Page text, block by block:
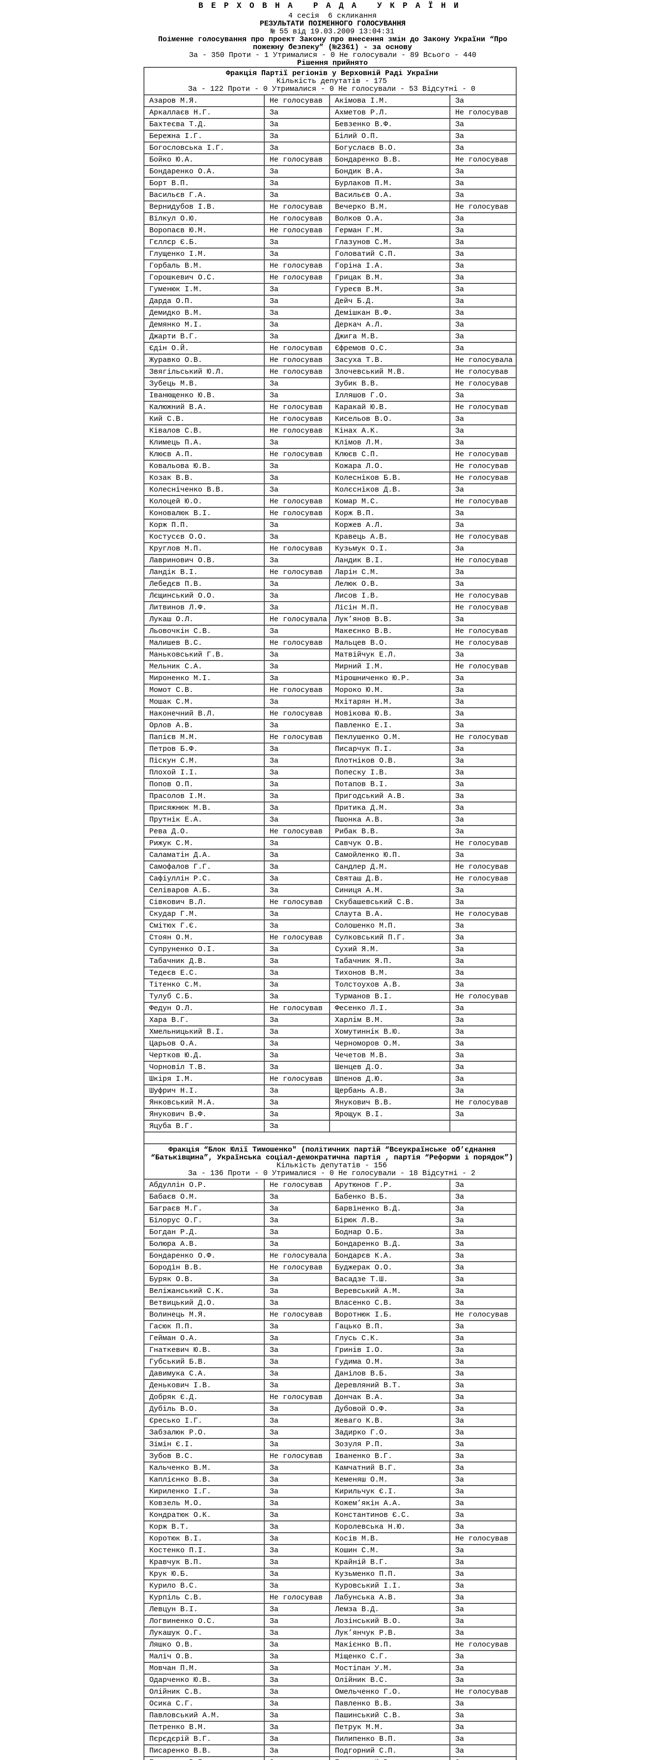
ВЕРХОВНА РАДА УКРАЇНИ
4 сесія 6 скликання
РЕЗУЛЬТАТИ ПОІМЕННОГО ГОЛОСУВАННЯ
№ 55 від 19.03.2009 13:04:31
Поіменне голосування про проект Закону про внесення змін до Закону України “Про
пожежну безпеку” (№2361) - за основу
За - 350 Проти - 1 Утрималися - 0 Не голосували - 89 Всього - 440
Рішення прийнято
Фракція Партії регіонів у Верховній Раді України
Кількість депутатів - 175
За - 122 Проти - 0 Утрималися - 0 Не голосували - 53 Відсутні - 0
Азаров М.Я.
Не голосував Акімова І.М.
За
Аркаллаєв Н.Г.
За Ахметов Р.Л.
Не голосував
Бахтеєва Т.Д.
За Бевзенко В.Ф.
За
Бережна І.Г.
За Білий О.П.
За
Богословська І.Г.
За Богуслаєв В.О.
За
Бойко Ю.А.
Не голосував Бондаренко В.В.
Не голосував
Бондаренко О.А.
За Бондик В.А.
За
Борт В.П.
За Бурлаков П.М.
За
Васильєв Г.А.
За Васильєв О.А.
За
Вернидубов І.В.
Не голосував Вечерко В.М.
Не голосував
Вілкул О.Ю.
Не голосував Волков О.А.
За
Воропаєв Ю.М.
Не голосував Герман Г.М.
За
Гєллєр Є.Б.
За Глазунов С.М.
За
Глущенко І.М.
За Головатий С.П.
За
Горбаль В.М.
Не голосував Горіна І.А.
За
Горошкевич О.С.
Не голосував Грицак В.М.
За
Гуменюк І.М.
За Гуреєв В.М.
За
Дарда О.П.
За Дейч Б.Д.
За
Демидко В.М.
За Демішкан В.Ф.
За
Демянко М.І.
За Деркач А.Л.
За
Джарти В.Г.
За Джига М.В.
За
Єдін О.Й.
Не голосував Єфремов О.С.
За
Журавко О.В.
Не голосував Засуха Т.В.
Не голосувала
Звягільський Ю.Л.
Не голосував Злочевський М.В.
Не голосував
Зубець М.В.
За Зубик В.В.
Не голосував
Іванющенко Ю.В.
За Ілляшов Г.О.
За
Калюжний В.А.
Не голосував Каракай Ю.В.
Не голосував
Кий С.В.
Не голосував Кисельов В.О.
За
Ківалов С.В.
Не голосував Кінах А.К.
За
Климець П.А.
За Клімов Л.М.
За
Клюєв А.П.
Не голосував Клюєв С.П.
Не голосував
Ковальова Ю.В.
За Кожара Л.О.
Не голосував
Козак В.В.
За Колесніков Б.В.
Не голосував
Колесніченко В.В.
За Колєсніков Д.В.
За
Колоцей Ю.О.
Не голосував Комар М.С.
Не голосував
Коновалюк В.І.
Не голосував Корж В.П.
За
Корж П.П.
За Коржев А.Л.
За
Костусєв О.О.
За Кравець А.В.
Не голосував
Круглов М.П.
Не голосував Кузьмук О.І.
За
Лавринович О.В.
За Ландик В.І.
Не голосував
Ландік В.І.
Не голосував Ларін С.М.
За
Лебедєв П.В.
За Лелюк О.В.
За
Лєщинський О.О.
За Лисов І.В.
Не голосував
Литвинов Л.Ф.
За Лісін М.П.
Не голосував
Лукаш О.Л.
Не голосувала Лук’янов В.В.
За
Льовочкін С.В.
За Макеєнко В.В.
Не голосував
Малишев В.С.
Не голосував Мальцев В.О.
Не голосував
Маньковський Г.В.
За Матвійчук Е.Л.
За
Мельник С.А.
За Мирний І.М.
Не голосував
Мироненко М.І.
За Мірошниченко Ю.Р.
За
Момот С.В.
Не голосував Мороко Ю.М.
За
Мошак С.М.
За Мхітарян Н.М.
За
Наконечний В.Л.
Не голосував Новікова Ю.В.
За
Орлов А.В.
За Павленко Е.І.
За
Папієв М.М.
Не голосував Пеклушенко О.М.
Не голосував
Петров Б.Ф.
За Писарчук П.І.
За
Піскун С.М.
За Плотніков О.В.
За
Плохой І.І.
За Попеску І.В.
За
Попов О.П.
За Потапов В.І.
За
Прасолов І.М.
За Пригодський А.В.
За
Присяжнюк М.В.
За Притика Д.М.
За
Прутнік Е.А.
За Пшонка А.В.
За
Рева Д.О.
Не голосував Рибак В.В.
За
Рижук С.М.
За Савчук О.В.
Не голосував
Саламатін Д.А.
За Самойленко Ю.П.
За
Самофалов Г.Г.
За Сандлер Д.М.
Не голосував
Сафіуллін Р.С.
За Святаш Д.В.
Не голосував
Селіваров А.Б.
За Синиця А.М.
За
Сівкович В.Л.
Не голосував Скубашевський С.В.
За
Скудар Г.М.
За Слаута В.А.
Не голосував
Смітюх Г.Є.
За Солошенко М.П.
За
Стоян О.М.
Не голосував Сулковський П.Г.
За
Супруненко О.І.
За Сухий Я.М.
За
Табачник Д.В.
За Табачник Я.П.
За
Тедеєв Е.С.
За Тихонов В.М.
За
Тітенко С.М.
За Толстоухов А.В.
За
Тулуб С.Б.
За Турманов В.І.
Не голосував
Федун О.Л.
Не голосував Фесенко Л.І.
За
Хара В.Г.
За Харлім В.М.
За
Хмельницький В.І.
За Хомутиннік В.Ю.
За
Царьов О.А.
За Черноморов О.М.
За
Чертков Ю.Д.
За Чечетов М.В.
За
Чорновіл Т.В.
За Шенцев Д.О.
За
Шкіря І.М.
Не голосував Шпенов Д.Ю.
За
Шуфрич Н.І.
За Щербань А.В.
За
Янковський М.А.
За Янукович В.В.
Не голосував
Янукович В.Ф.
За Ярощук В.І.
За
Яцуба В.Г.
За
Фракція “Блок Юлії Тимошенко" (політичних партій “Всеукраїнське об’єднання
“Батьківщина”, Українська соціал-демократична партія , партія “Реформи і порядок”)
Кількість депутатів - 156
За - 136 Проти - 0 Утрималися - 0 Не голосували - 18 Відсутні - 2
Абдуллін О.Р.
Не голосував Арутюнов Г.Р.
За
Бабаєв О.М.
За Бабенко В.Б.
За
Баграєв М.Г.
За Барвіненко В.Д.
За
Білорус О.Г.
За Бірюк Л.В.
За
Богдан Р.Д.
За Боднар О.Б.
За
Болюра А.В.
За Бондаренко В.Д.
За
Бондаренко О.Ф.
Не голосувала Бондарєв К.А.
За
Бородін В.В.
Не голосував Буджерак О.О.
За
Буряк О.В.
За Васадзе Т.Ш.
За
Веліжанський С.К.
За Веревський А.М.
За
Ветвицький Д.О.
За Власенко С.В.
За
Волинець М.Я.
Не голосував Воротнюк І.Б.
Не голосував
Гасюк П.П.
За Гацько В.П.
За
Гейман О.А.
За Глусь С.К.
За
Гнаткевич Ю.В.
За Гринів І.О.
За
Губський Б.В.
За Гудима О.М.
За
Давимука С.А.
За Данілов В.Б.
За
Денькович І.В.
За Деревляний В.Т.
За
Добряк Є.Д.
Не голосував Дончак В.А.
За
Дубіль В.О.
За Дубовой О.Ф.
За
Єресько І.Г.
За Жеваго К.В.
За
Забзалюк Р.О.
За Задирко Г.О.
За
Зімін Є.І.
За Зозуля Р.П.
За
Зубов В.С.
Не голосував Іваненко В.Г.
За
Кальченко В.М.
За Камчатний В.Г.
За
Каплієнко В.В.
За Кеменяш О.М.
За
Кириленко І.Г.
За Кирильчук Є.І.
За
Ковзель М.О.
За Кожем’якін А.А.
За
Кондратюк О.К.
За Константинов Є.С.
За
Корж В.Т.
За Королевська Н.Ю.
За
Коротюк В.І.
За Косів М.В.
Не голосував
Костенко П.І.
За Кошин С.М.
За
Кравчук В.П.
За Крайній В.Г.
За
Крук Ю.Б.
За Кузьменко П.П.
За
Курило В.С.
За Куровський І.І.
За
Курпіль С.В.
Не голосував Лабунська А.В.
За
Левцун В.І.
За Лемза В.Д.
За
Логвиненко О.С.
За Лозінський В.О.
За
Лукашук О.Г.
За Лук’янчук Р.В.
За
Ляшко О.В.
За Макієнко В.П.
Не голосував
Маліч О.В.
За Міщенко С.Г.
За
Мовчан П.М.
За Мостіпан У.М.
За
Одарченко Ю.В.
За Олійник В.С.
За
Олійник С.В.
За Омельченко Г.О.
Не голосував
Осика С.Г.
За Павленко В.В.
За
Павловський А.М.
За Пашинський С.В.
За
Петренко В.М.
За Петрук М.М.
За
Пєрєдєрій В.Г.
За Пилипенко В.П.
За
Писаренко В.В.
За Подгорний С.П.
За